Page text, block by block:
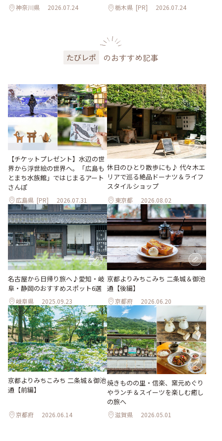
神奈川県 2026.07.24 栃木県 [PR] 2026.07.24
たびレポ のおすすめ記事
【チケットプレゼント】水辺の世
界から浮世絵の世界へ。「広島も
とまち水族館」ではじまるアート
さんぽ
広島県 [PR] 2026.07.31
休日のひとり散歩にも♪ 代々木エ
リアで巡る絶品ドーナツ＆ライフ
スタイルショップ
東京都 2026.08.02
名古屋から日帰り旅へ♪愛知・岐
阜・静岡のおすすめスポット6選
岐阜県 2025.09.23
京都よりみちこみち 二条城＆御池
通【後編】
京都府 2026.06.20
京都よりみちこみち 二条城＆御池
通【前編】
京都府 2026.06.14
焼きものの里・信楽、窯元めぐり
やランチ＆スイーツを楽しむ癒し
の旅へ
滋賀県 2026.05.01